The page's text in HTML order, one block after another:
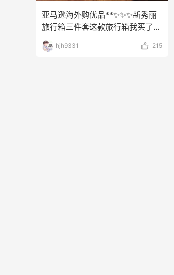
亚马逊海外购优品**✨✨✨新秀丽
旅行箱三件套这款旅行箱我买了很
多年了，当时也是因
hjh9331 215